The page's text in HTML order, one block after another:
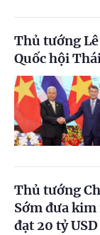
Thủ tướng
Quốc hội
Thủ tướng
Sớm đưa
đạt 20 tỷ USD